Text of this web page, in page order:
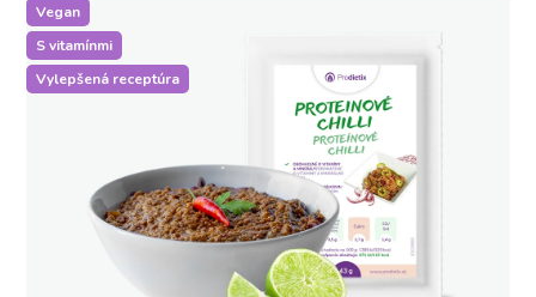
Vegan
S vitamínmi
Vylepšená receptúra